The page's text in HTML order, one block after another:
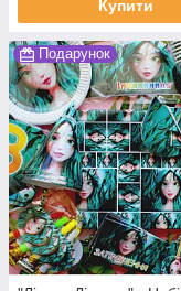
Купити
Подарунок